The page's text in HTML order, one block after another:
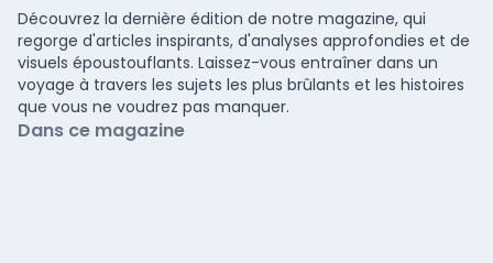
Découvrez la dernière édition de notre magazine, qui
regorge d'articles inspirants, d'analyses approfondies et de
visuels époustouflants. Laissez-vous entraîner dans un
voyage à travers les sujets les plus brûlants et les histoires
que vous ne voudrez pas manquer.
Dans ce magazine